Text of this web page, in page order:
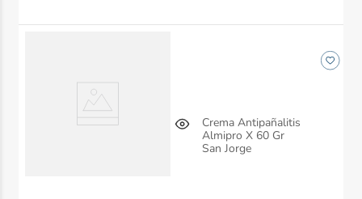
Crema Antipañalitis
Almipro X 60 Gr
San Jorge